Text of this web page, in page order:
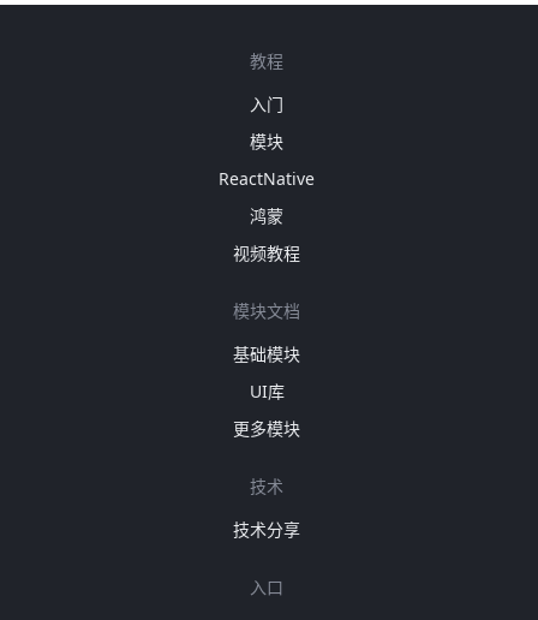
教程
入门
模块
ReactNative
鸿蒙
视频教程
模块文档
基础模块
UI库
更多模块
技术
技术分享
入口